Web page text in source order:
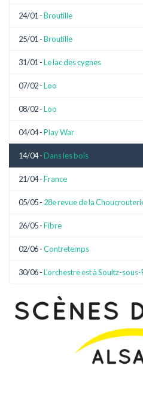
24/01 -Broutille
25/01 -Broutille
31/01 -Le lac des cygnes
07/02 -Loo
08/02 -Loo
04/04 -Play War
14/04 - Dans les bois
21/04 -France
05/05 - 28e revue de la
26/05 -Fibre
02/06 -Contretemps
30/06 -L’orchestre est à Soultz-